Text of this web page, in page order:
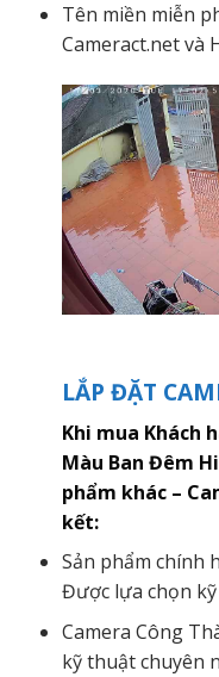
Tên miền miễn
Cameract.net và
LẮP ĐẶT
Khi mua Khách
Màu Ban Đêm
phẩm khác –
kết:
Sản phẩm chính
Được lựa chọn
Camera Công
kỹ thuật chuyên